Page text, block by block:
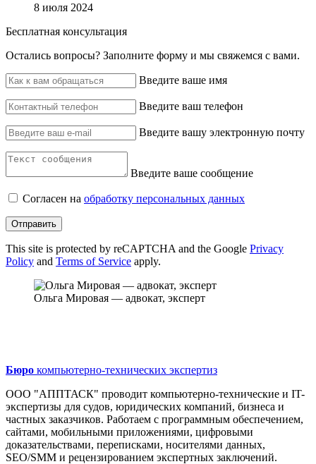
8 июля 2024
Бесплатная консультация
Остались вопросы? ‌Заполните форму и мы свяжемся с вами.
Введите ваше имя
Введите ваш телефон
Введите вашу электронную почту
Введите ваше сообщение
Согласен на обработку персональных данных
Отправить
This site is protected by reCAPTCHA and the Google Privacy
Policy and Terms of Service apply.
Ольга Мировая — адвокат, эксперт
Бюро компьютерно-технических экспертиз
ООО "АППТАСК" проводит компьютерно-технические и IT-
экспертизы для судов, юридических компаний, бизнеса и
частных заказчиков. Работаем с программным обеспечением,
сайтами, мобильными приложениями, цифровыми
доказательствами, переписками, носителями данных,
SEO/SMM и рецензированием экспертных заключений.